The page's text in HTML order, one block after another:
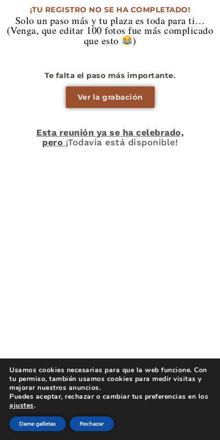
¡TU REGISTRO NO SE HA COMPLETADO!
Solo un paso más y tu plaza es toda para ti…
(Venga, que editar 100 fotos fue más complicado
que esto )
Te falta el paso más importante.
Ver la grabación
Esta reunión ya se ha celebrado,
pero ¡Todavía está disponible!
Usamos cookies necesarias para que la web funcione. Con
tu permiso, también usamos cookies para medir visitas y
mejorar nuestros anuncios.
Puedes aceptar, rechazar o cambiar tus preferencias en los
ajustes.
Dame galletas Rechazar